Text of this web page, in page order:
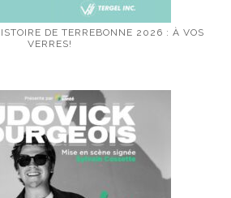
DE TERREBONNE 2026 : À VOS
VERRES!